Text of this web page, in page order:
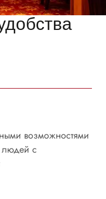
возможностями
людей с